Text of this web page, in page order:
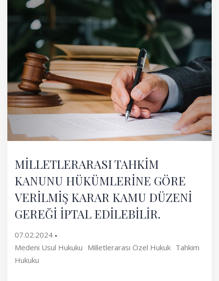
MİLLETLERARASI TAHKİM
KANUNU HÜKÜMLERİNE GÖRE
VERİLMİŞ KARAR KAMU DÜZENİ
GEREĞİ İPTAL EDİLEBİLİR.
07.02.2024
Medeni Usul Hukuku Milletlerarası Özel Hukuk Tahkim
Hukuku